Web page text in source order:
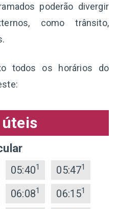
poderão divergir
como trânsito,
todos os horários do
úteis
05:401 05:471
06:081 06:151